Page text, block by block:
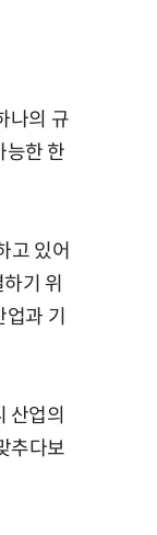
나의 규
능한 한
고 있어
기 위
과 기
산업의
추다보